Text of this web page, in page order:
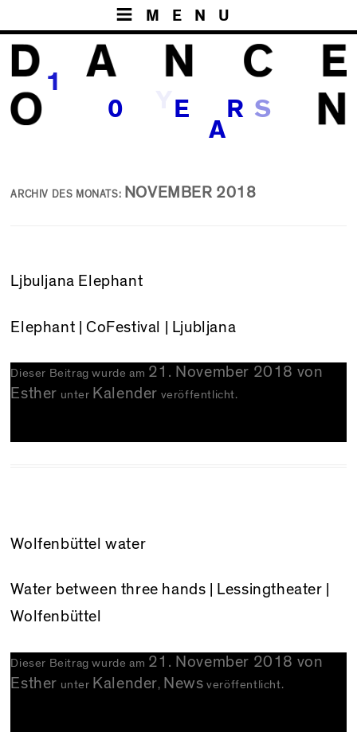
MENU
1
0 E
A
R
ARCHIV DES MONATS: NOVEMBER 2018
Ljbuljana Elephant
Elephant | CoFestival | Ljubljana
Dieser Beitrag wurde am 21. November 2018 von
Esther unter Kalender veröffentlicht.
Wolfenbüttel water
Water between three hands | Lessingtheater |
Wolfenbüttel
Dieser Beitrag wurde am 21. November 2018 von
Esther unter Kalender, News veröffentlicht.